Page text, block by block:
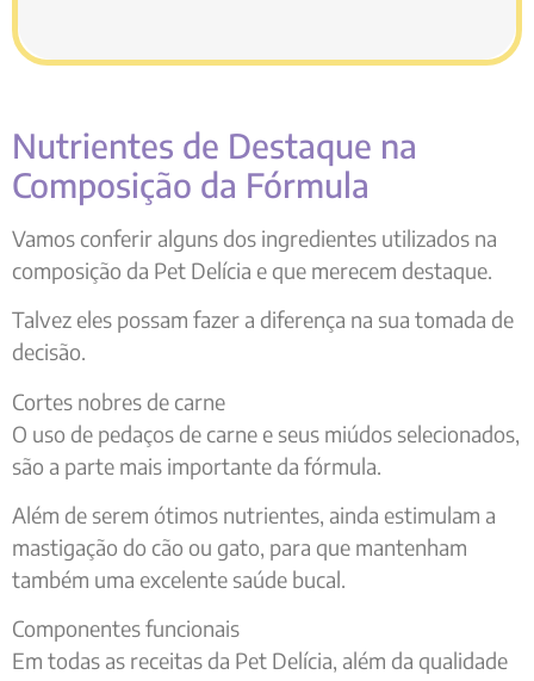
Nutrientes de Destaque na
Composição da Fórmula
Vamos conferir alguns dos ingredientes utilizados na
composição da Pet Delícia e que merecem destaque.
Talvez eles possam fazer a diferença na sua tomada de
decisão.
Cortes nobres de carne
O uso de pedaços de carne e seus miúdos selecionados,
são a parte mais importante da fórmula.
Além de serem ótimos nutrientes, ainda estimulam a
mastigação do cão ou gato, para que mantenham
também uma excelente saúde bucal.
Componentes funcionais
Em todas as receitas da Pet Delícia, além da qualidade